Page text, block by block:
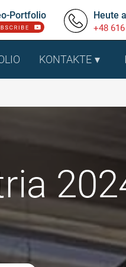
Portfolio Heute
+48
KONTAKTE